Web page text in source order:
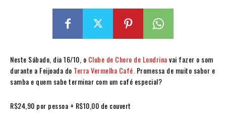
Neste Sábado, dia 16/10, o Clube de Choro de Londrinavai fazer o som
durante a Feijoada do Terra Vermelha Café. Promessa de muito sabor e
samba e quem sabe terminar com um café especial?
R$24,90 por pessoa + R$10,00 de couvert